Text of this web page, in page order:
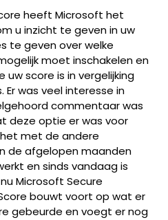
heeft Microsoft het
u inzicht te geven in uw
te geven over welke
moet inschakelen en
score is in vergelijking
was veel interesse in
commentaar was
deze optie er was voor
met de andere
de afgelopen maanden
en sinds vandaag is
Microsoft Secure
bouwt voort op wat er
gebeurde en voegt er nog